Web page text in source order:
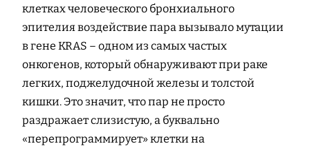
клетках человеческого бронхиального
эпителия воздействие пара вызывало мутации
в гене KRAS – одном из самых частых
онкогенов, который обнаруживают при раке
легких, поджелудочной железы и толстой
кишки. Это значит, что пар не просто
раздражает слизистую, а буквально
«перепрограммирует» клетки на